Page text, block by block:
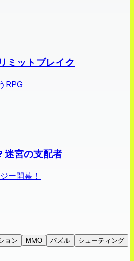
ミットブレイク
RPG
迷宮の支配者
ー開幕！
ョン MMO パズル
シューティング